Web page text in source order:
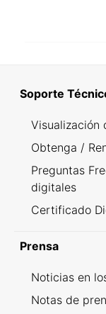
Soporte
Visualización
Obtenga /
Preguntas
digitales
Certificado
Prensa
Noticias en
Notas de